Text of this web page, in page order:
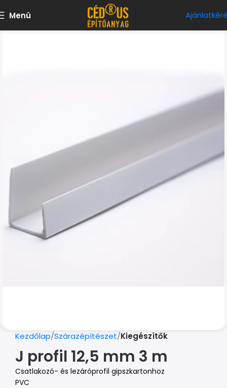
Menü
Kezdőlap Szárazépítészet Kiegészítők
J profil 12,5 mm 3 m
Csatlakozó- és lezáróprofil gipszkartonhoz
PVC